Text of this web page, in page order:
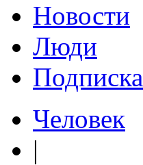
Новости
Люди
Подписка
Человек
|